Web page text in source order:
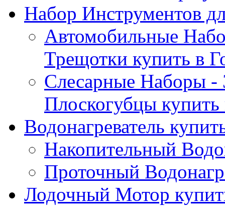
Набор Инструментов
Автомобильные
Трещотки купить в
Слесарные Наборы
Плоскогубцы купить
Водонагреватель
Накопительный
Проточный
Лодочный Мотор